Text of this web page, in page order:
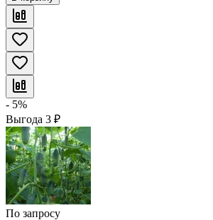
- 5%
Выгода 3 ₽
По запросу